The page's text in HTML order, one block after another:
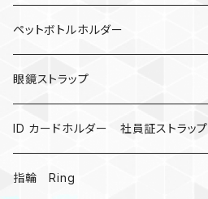
カウベル 熊鈴
昆虫
ミツバチ
AirTag
戦国武将、侍
ペットボトルホルダー
眼鏡ストラップ
ID カードホルダー 社員証ストラップ
指輪 Ring